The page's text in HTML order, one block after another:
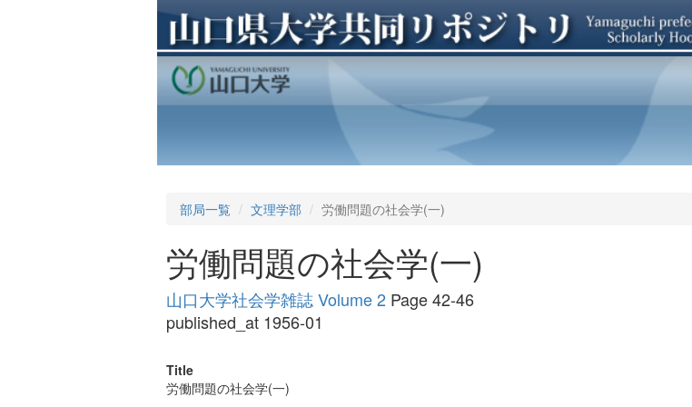
部局一覧 文理学部 労働問題の社会学(一)
労働問題の社会学(一)
山口大学社会学雑誌 Volume 2 Page 42-46
published_at 1956-01
Title
労働問題の社会学(一)